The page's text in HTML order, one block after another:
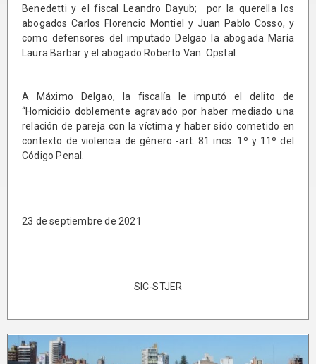
Benedetti y el fiscal Leandro Dayub; por la querella los
abogados Carlos Florencio Montiel y Juan Pablo Cosso, y
como defensores del imputado Delgao la abogada María
Laura Barbar y el abogado Roberto Van Opstal.
A Máximo Delgao, la fiscalía le imputó el delito de
“Homicidio doblemente agravado por haber mediado una
relación de pareja con la víctima y haber sido cometido en
contexto de violencia de género -art. 81 incs. 1º y 11º del
Código Penal.
23 de septiembre de 2021
SIC-STJER